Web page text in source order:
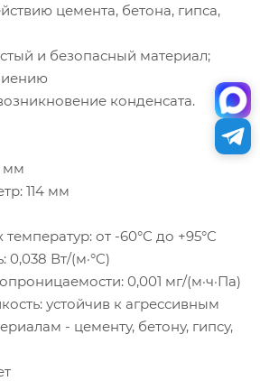
цемента, бетона, гипса,
и безопасный материал;
конденсата.
мм
114 мм
от -60°С до +95°С
0,038 Вт/(м·°C)
0,001 мг/(м·ч·Па)
устойчив к агрессивным
- цементу, бетону, гипсу,